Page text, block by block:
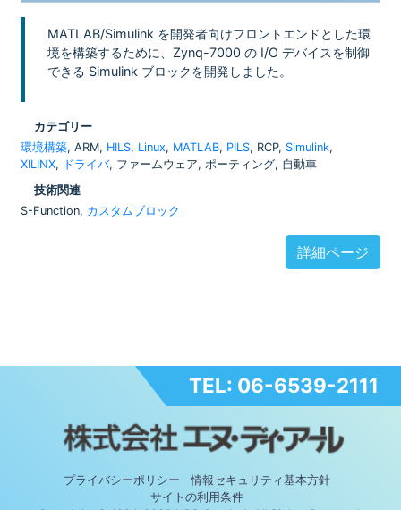
MATLAB/Simulink を開発者向けフロントエンドとした環
境を構築するために、Zynq-7000 の I/O デバイスを制御
できる Simulink ブロックを開発しました。
カテゴリー
環境構築, ARM, HILS, Linux, MATLAB, PILS, RCP, Simulink,
XILINX, ドライバ, ファームウェア, ポーティング, 自動車
技術関連
S-Function, カスタムブロック
詳細ページ
TEL: 06-6539-2111
プライバシーポリシー
情報セキュリティ基本方針
サイトの利用条件